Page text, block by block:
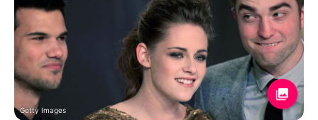
Getty Images